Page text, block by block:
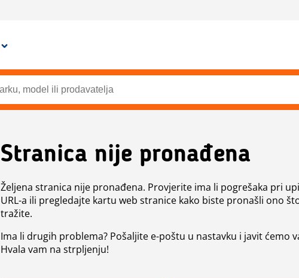
Stranica nije pronađena
Željena stranica nije pronađena. Provjerite ima li pogrešaka pri
URL-a ili pregledajte kartu web stranice kako biste pronašli ono
tražite.
Ima li drugih problema? Pošaljite e-poštu u nastavku i javit ćemo
Hvala vam na strpljenju!